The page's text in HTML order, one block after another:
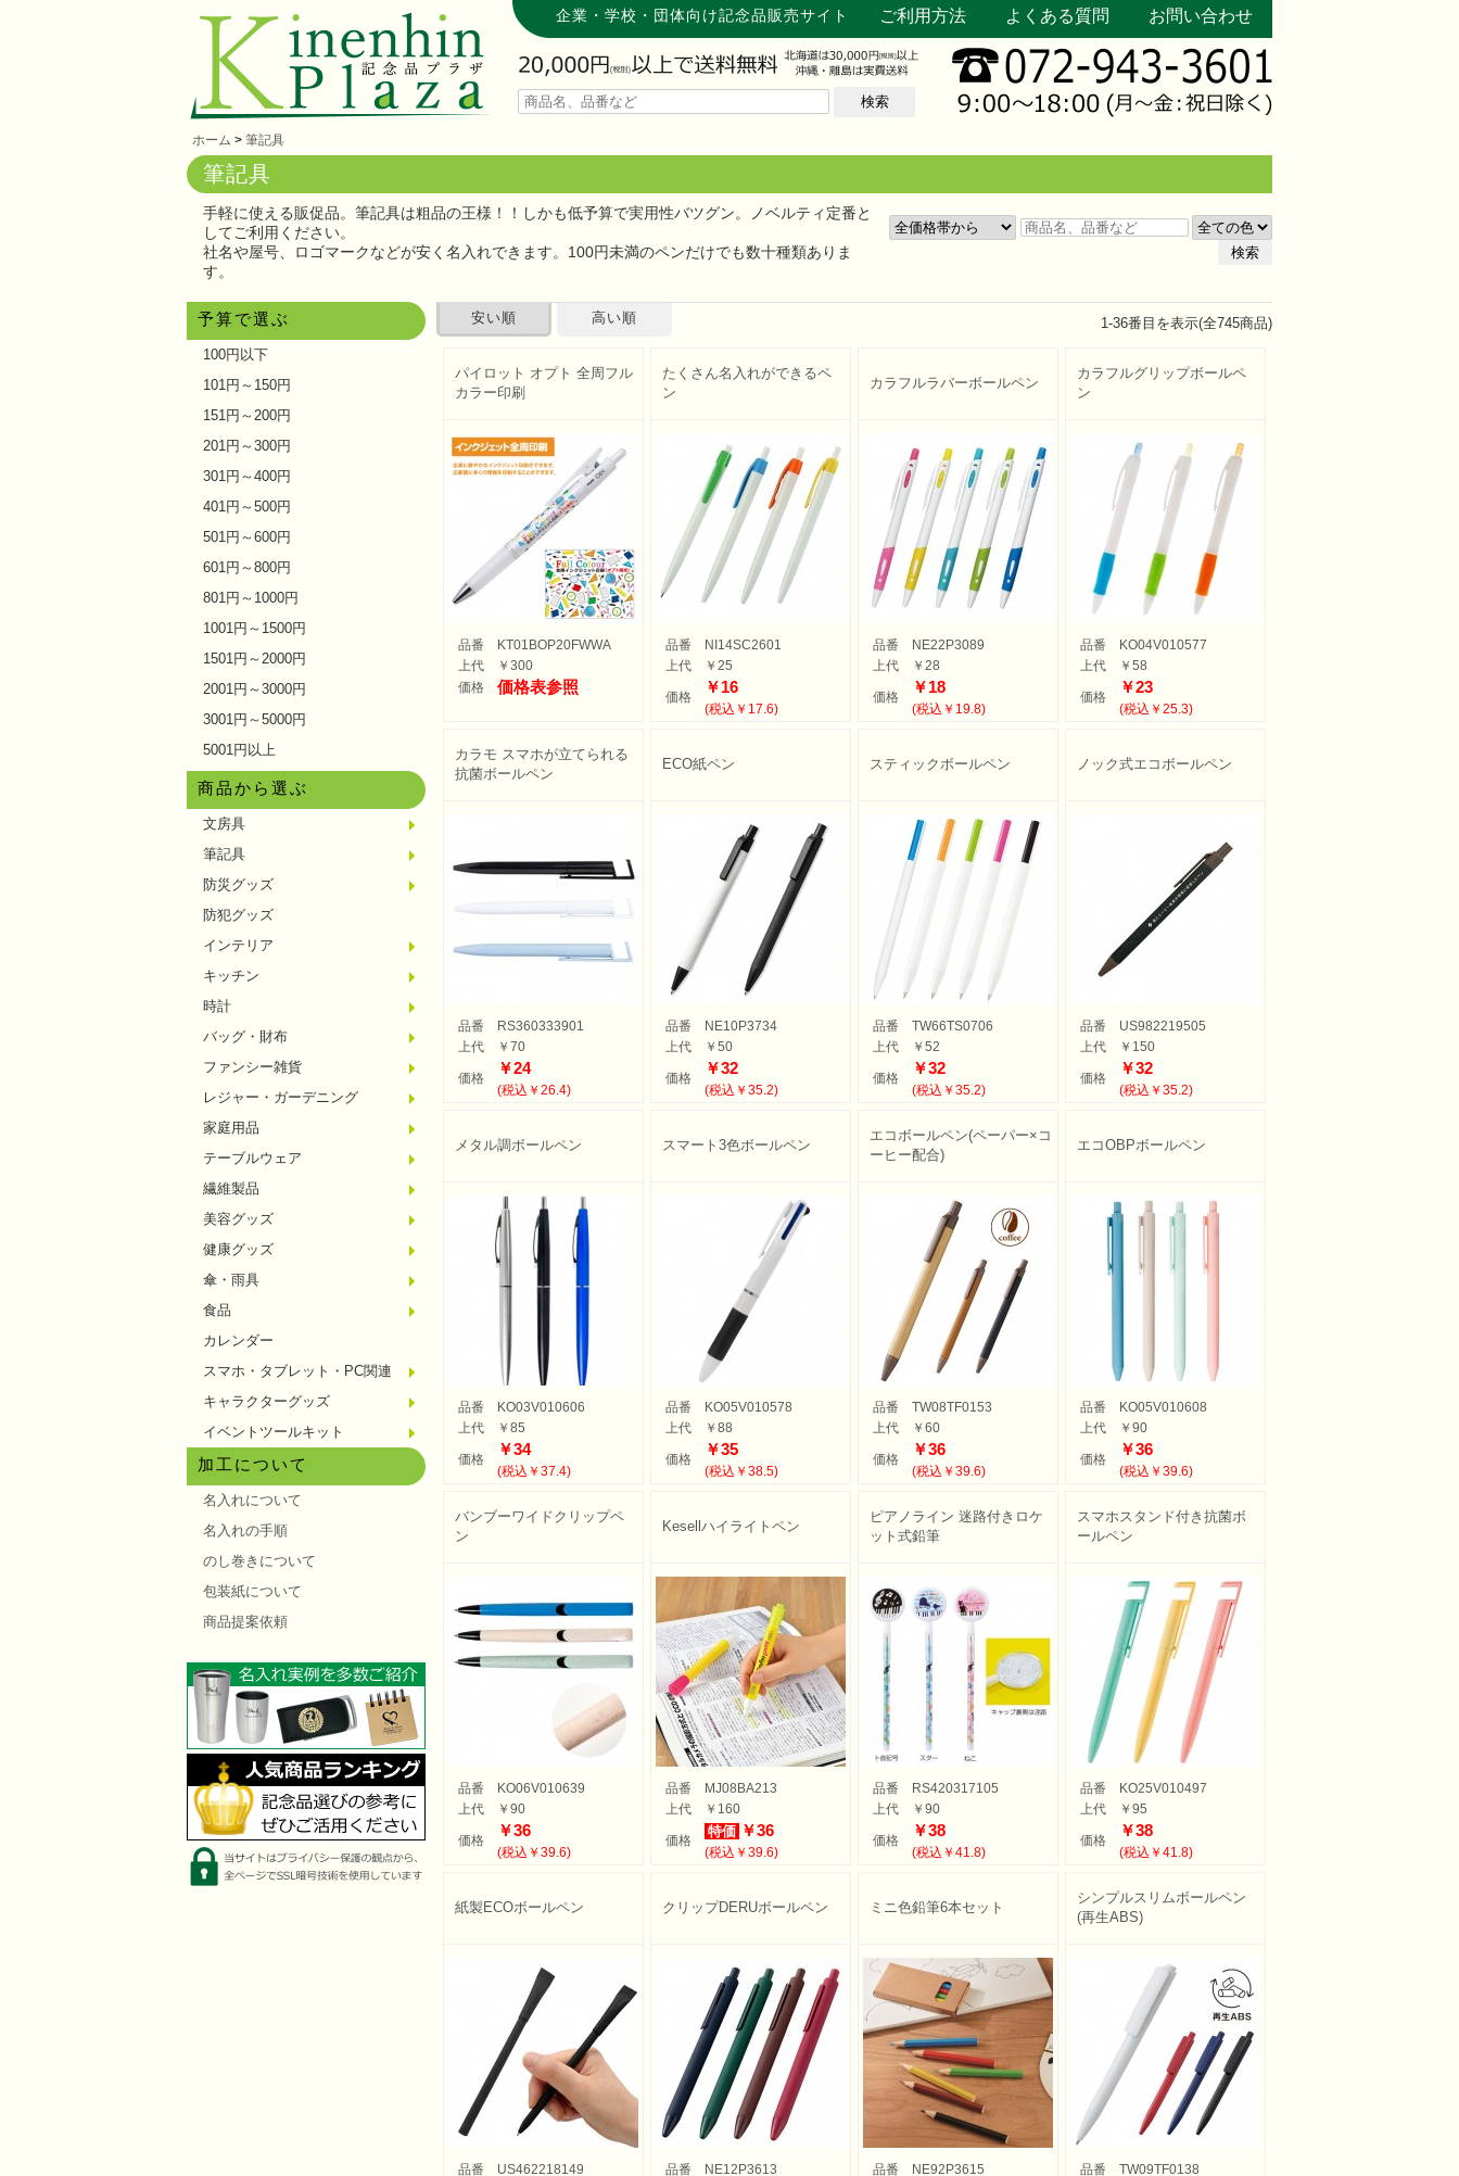
企業・学校・団体向け記念品販売サイト ご利用方法 よくある質問 お問い合わせ
検索
ホーム > 筆記具
筆記具
検索
手軽に使える販促品。 筆記具は粗品の王様！！ しかも低予算で実用性バツグン。 ノベルティ 定番と
してご利用ください。
社名や屋号、ロゴマークなどが安く名入れできます。100円未満のペンだけでも数十種類ありま
す。
予算で選ぶ
100円以下
101円～150円
151円～200円
201円～300円
301円～400円
401円～500円
501円～600円
601円～800円
801円～1000円
1001円～1500円
1501円～2000円
2001円～3000円
3001円～5000円
5001円以上
商品から選ぶ
文房具
筆記具
防災グッズ
電池不要！防災用品
ブランケット・シート
携帯充電可能グッズ
防犯グッズ
インテリア
フォトフレーム
アロマディフューザー
ライト・キャンドル
インテリア小物
クッション・チェア
キッチン
時計
バッグ・財布
トートバッグ
ポーチ・巾着
エコバッグ
保温冷バッグ
レジカゴバッグ
財布
同柄シリーズ
その他
ファンシー雑貨
アニマルキャラクター
スイーツモチーフ
アクセサリー
お守・縁起物
レジャー・ガーデニング
保温冷バッグ・ケース
水筒・ボトル・タンブラー
ランチボックス
シート・クッション・チェアー
ドライブ・トラベル
ライト・ツール
ガーデニング用品
夏グッズ
家庭用品
テーブルウェア
繊維製品
美容グッズ
コスメグッズ
ネイルケア
バスグッズ
健康グッズ
体脂肪対策
マッサージ・リラックス
温湿度管理
傘・雨具
レインコート・ポンチョ
食品
カレンダー
スマホ・タブレット・PC関連
バッテリー&充電器
タッチペン
クリーナー
PC関連グッズ
スマホ関連グッズ
キャラクターグッズ
文房具
バッグ・財布
レジャー用品
テーブルウェア
繊維製品
その他
イベントツールキット
〜30人用
〜50人用
100人用〜
その他
加工について
名入れについて
名入れの手順
のし巻きについて
包装紙について
商品提案依頼
安い順 高い順 1-36番目を表示(全745商品)
パイロット オプト 全周フル
カラー印刷
品番
KT01BOP20FWWA
上代
￥300
価格
価格表参照
たくさん名入れができるペ
ン
品番
NI14SC2601
上代
￥25
価格
￥16
(税込￥17.6)
カラフルラバーボールペン
品番
NE22P3089
上代
￥28
価格
￥18
(税込￥19.8)
カラフルグリップボールペ
ン
品番
KO04V010577
上代
￥58
価格
￥23
(税込￥25.3)
カラモ スマホが立てられる
抗菌ボールペン
品番
RS360333901
上代
￥70
価格
￥24
(税込￥26.4)
ECO紙ペン
品番
NE10P3734
上代
￥50
価格
￥32
(税込￥35.2)
スティックボールペン
品番
TW66TS0706
上代
￥52
価格
￥32
(税込￥35.2)
ノック式エコボールペン
品番
US982219505
上代
￥150
価格
￥32
(税込￥35.2)
メタル調ボールペン
品番
KO03V010606
上代
￥85
価格
￥34
(税込￥37.4)
スマート3色ボールペン
品番
KO05V010578
上代
￥88
価格
￥35
(税込￥38.5)
エコボールペン(ペーパー×コ
ーヒー配合)
品番
TW08TF0153
上代
￥60
価格
￥36
(税込￥39.6)
エコOBPボールペン
品番
KO05V010608
上代
￥90
価格
￥36
(税込￥39.6)
バンブーワイドクリップペ
ン
品番
KO06V010639
上代
￥90
価格
￥36
(税込￥39.6)
Kesellハイライトペン
品番
MJ08BA213
上代
￥160
価格
特価 ￥36
(税込￥39.6)
ピアノライン 迷路付きロケ
ット式鉛筆
品番
RS420317105
上代
￥90
価格
￥38
(税込￥41.8)
スマホスタンド付き抗菌ボ
ールペン
品番
KO25V010497
上代
￥95
価格
￥38
(税込￥41.8)
紙製ECOボールペン
品番
US462218149
クリップDERUボールペン
品番
NE12P3613
ミニ色鉛筆6本セット
品番
NE92P3615
シンプルスリムボールペン
(再生ABS)
品番
TW09TF0138